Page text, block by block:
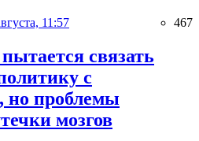
11:57 467
связать
с
но проблемы
мозгов